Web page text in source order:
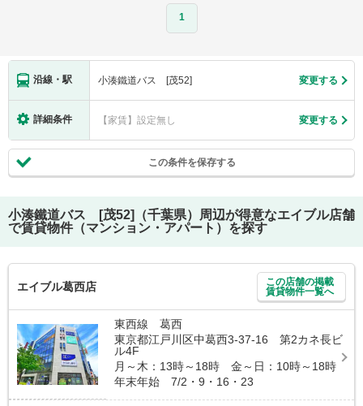
1
沿線・駅 小湊鐵道バス [茂52] 変更する
詳細条件 【家賃】設定無し 変更する
この条件を保存する
小湊鐵道バス [茂52]（千葉県）
周辺が得意なエイブル店舗
で賃貸物件（マンション・アパート）を探す
エイブル葛西店
この店舗の掲載
賃貸物件一覧へ
東西線 葛西
東京都江戸川区中葛西3-37-16 第2カネ長ビ
ル4F
月～木：13時～18時 金～日：10時～18時
年末年始 7/2・9・16・23